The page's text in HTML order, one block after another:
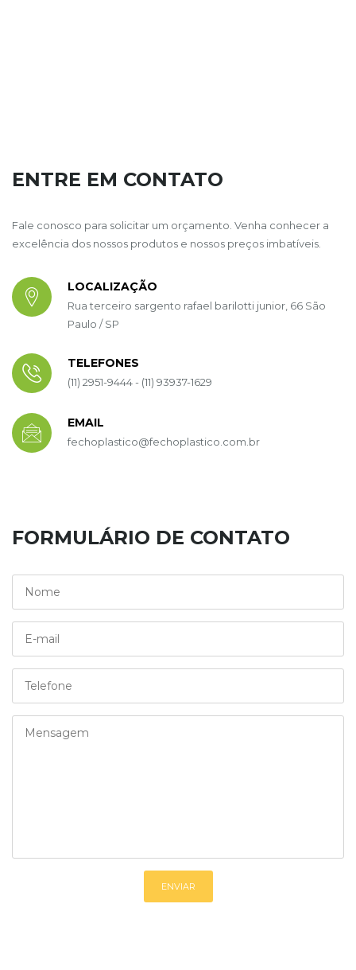
ENTRE EM CONTATO
Fale conosco para solicitar um orçamento. Venha conhecer a
excelência dos nossos produtos e nossos preços imbatíveis.
LOCALIZAÇÃO
Rua terceiro sargento rafael barilotti junior, 66 São
Paulo / SP
TELEFONES
(11) 2951-9444 - (11) 93937-1629
EMAIL
fechoplastico@fechoplastico.com.br
FORMULÁRIO DE CONTATO